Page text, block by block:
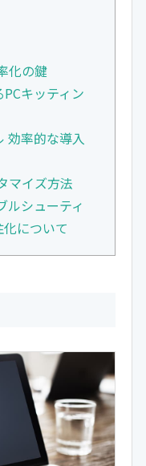
化の鍵
キッティン
効率的な導入
マイズ方法
ルシューティ
について